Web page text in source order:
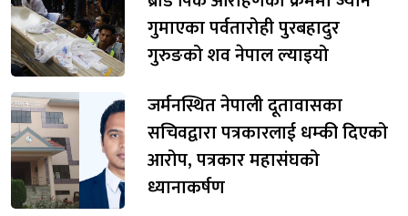
गुमाएका पर्वतारोही पुरबहादुर
गुरुङको शव नेपाल ल्याइयो
जर्मनस्थित नेपाली दूतावासका
सचिवद्वारा पत्रकारलाई धम्की दिएको
आरोप, पत्रकार महासंघको
ध्यानाकर्षण